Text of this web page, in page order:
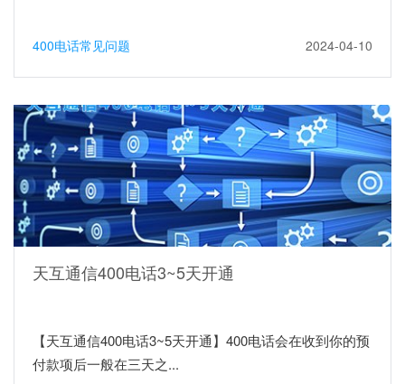
400电话常见问题 2024-04-10
天互通信400电话3~5天开通
【天互通信400电话3~5天开通】400电话会在收到你的预
付款项后一般在三天之...